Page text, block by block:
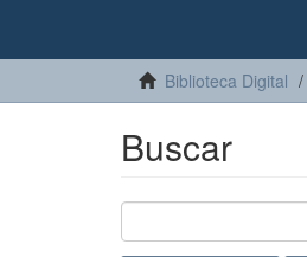
Biblioteca Digital
Buscar